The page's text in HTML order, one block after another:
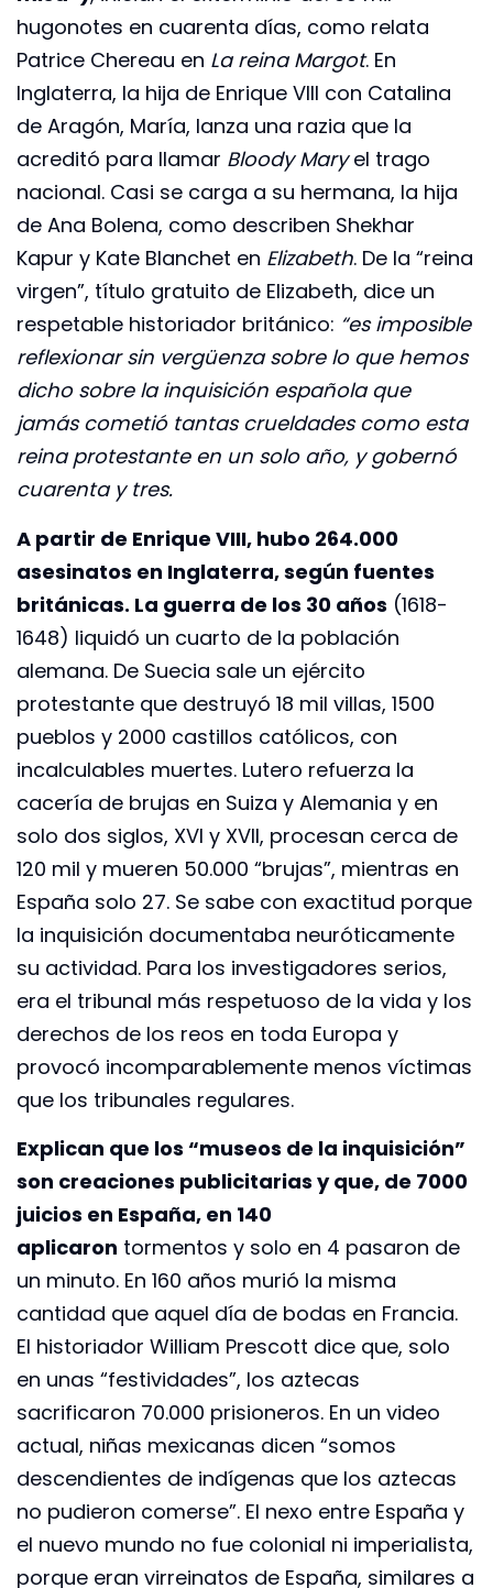
hugonotes en cuarenta días, como relata
Patrice Chereau en La reina Margot. En
Inglaterra, la hija de Enrique VIII con Catalina
de Aragón, María, lanza una razia que la
acreditó para llamar Bloody Maryel trago
nacional. Casi se carga a su hermana, la hija
de Ana Bolena, como describen Shekhar
Kapur y Kate Blanchet en Elizabeth. De la “reina
virgen”, título gratuito de Elizabeth, dice un
respetable historiador británico: “es imposible
reflexionar sin vergüenza sobre lo que hemos
dicho sobre la inquisición española que
jamás cometió tantas crueldades como esta
reina protestante en un solo año, y gobernó
cuarenta y tres.
A partir de Enrique VIII, hubo 264.000
asesinatos en Inglaterra, según fuentes
británicas. La guerra de los 30 años (1618-
1648) liquidó un cuarto de la población
alemana. De Suecia sale un ejército
protestante que destruyó 18 mil villas, 1500
pueblos y 2000 castillos católicos, con
incalculables muertes. Lutero refuerza la
cacería de brujas en Suiza y Alemania y en
solo dos siglos, XVI y XVII, procesan cerca de
120 mil y mueren 50.000 “brujas”, mientras en
España solo 27. Se sabe con exactitud porque
la inquisición documentaba neuróticamente
su actividad. Para los investigadores serios,
era el tribunal más respetuoso de la vida y los
derechos de los reos en toda Europa y
provocó incomparablemente menos víctimas
que los tribunales regulares.
Explican que los “museos de la inquisición”
son creaciones publicitarias y que, de 7000
juicios en España, en 140
aplicaron tormentos y solo en 4 pasaron de
un minuto. En 160 años murió la misma
cantidad que aquel día de bodas en Francia.
El historiador William Prescott dice que, solo
en unas “festividades”, los aztecas
sacrificaron 70.000 prisioneros. En un video
actual, niñas mexicanas dicen “somos
descendientes de indígenas que los aztecas
no pudieron comerse”. El nexo entre España y
el nuevo mundo no fue colonial ni imperialista,
porque eran virreinatos de España, similares a